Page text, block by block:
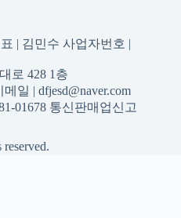
| 김민수 사업자번호 |
로 428 1층
일 | dfjesd@naver.com
01678 통신판매업신고